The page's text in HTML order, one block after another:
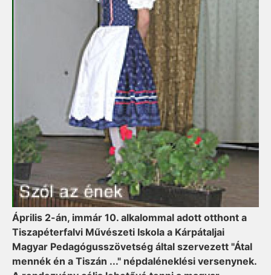
Április 2-án, immár 10. alkalommal adott otthont a
Tiszapéterfalvi Művészeti Iskola a Kárpátaljai
Magyar Pedagógusszövetség által szervezett "Átal
mennék én a Tiszán ..." népdaléneklési versenynek.